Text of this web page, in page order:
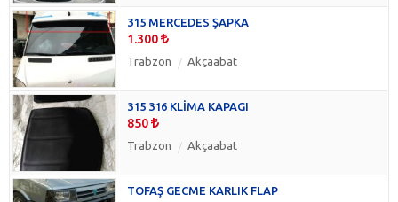
315 MERCEDES ŞAPKA
1.300
Trabzon Akçaabat
315 316 KLİMA KAPAGI
850
Trabzon Akçaabat
TOFAŞ GECME KARLIK FLAP